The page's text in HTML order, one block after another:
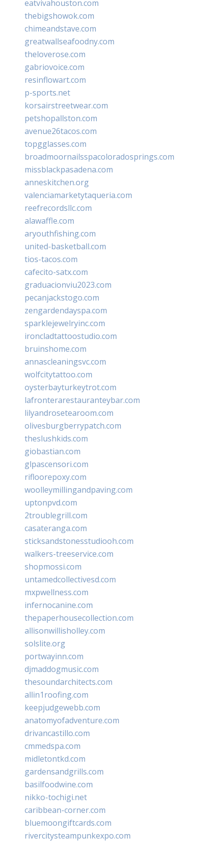
eatvivahouston.com
thebigshowok.com
chimeandstave.com
greatwallseafoodny.com
theloverose.com
gabriovoice.com
resinflowart.com
p-sports.net
korsairstreetwear.com
petshopallston.com
avenue26tacos.com
topgglasses.com
broadmoornailsspacoloradosprings.com
missblackpasadena.com
anneskitchen.org
valenciamarketytaqueria.com
reefrecordsllc.com
alawaffle.com
aryouthfishing.com
united-basketball.com
tios-tacos.com
cafecito-satx.com
graduacionviu2023.com
pecanjackstogo.com
zengardendayspa.com
sparklejewelryinc.com
ironcladtattoostudio.com
bruinshome.com
annascleaningsvc.com
wolfcitytattoo.com
oysterbayturkeytrot.com
lafronterarestauranteybar.com
lilyandrosetearoom.com
olivesburgberrypatch.com
theslushkids.com
giobastian.com
glpascensori.com
rifloorepoxy.com
woolleymillingandpaving.com
uptonpvd.com
2troublegrill.com
casateranga.com
sticksandstonesstudiooh.com
walkers-treeservice.com
shopmossi.com
untamedcollectivesd.com
mxpwellness.com
infernocanine.com
thepaperhousecollection.com
allisonwillisholley.com
solslite.org
portwayinn.com
djmaddogmusic.com
thesoundarchitects.com
allin1roofing.com
keepjudgewebb.com
anatomyofadventure.com
drivancastillo.com
cmmedspa.com
midletontkd.com
gardensandgrills.com
basilfoodwine.com
nikko-tochigi.net
caribbean-corner.com
bluemoongiftcards.com
rivercitysteampunkexpo.com